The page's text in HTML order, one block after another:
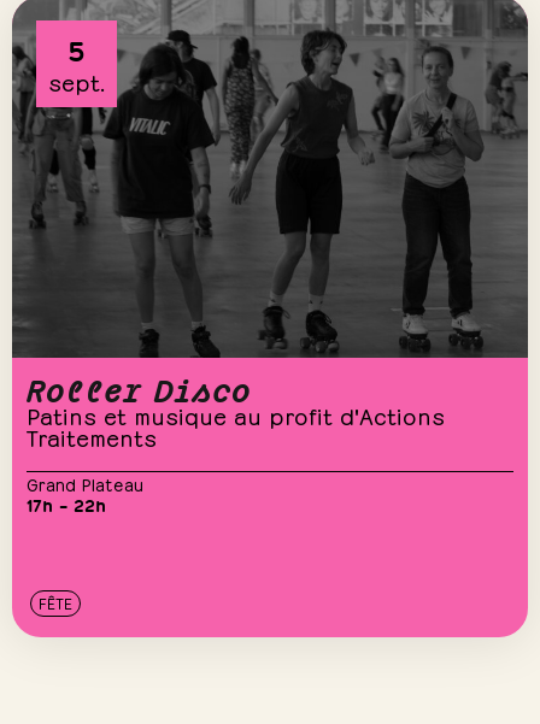
5
sept.
Roller Disco
Patins et musique au profit d'Actions
Traitements
Grand Plateau
17h – 22h
FÊTE